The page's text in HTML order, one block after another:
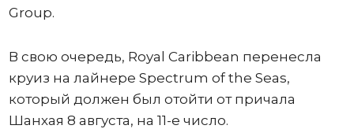
Group.
В свою очередь, Royal Caribbean перенесла
круиз на лайнере Spectrum of the Seas,
который должен был отойти от причала
Шанхая 8 августа, на 11-е число.